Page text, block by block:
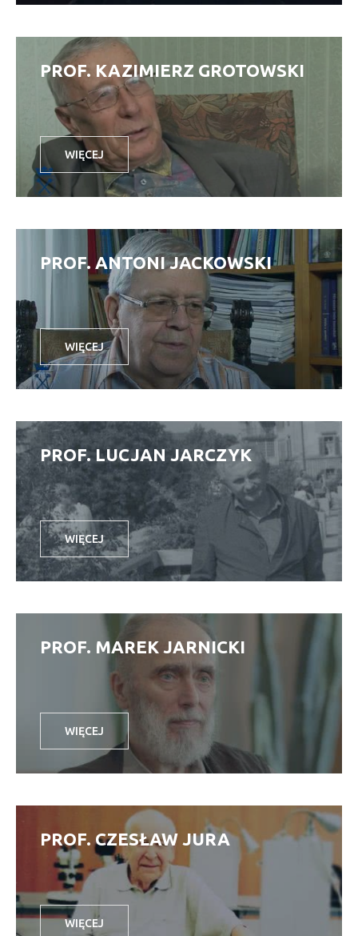
PROF. KAZIMIERZ GROTOWSKI
WIĘCEJ
PROF. ANTONI JACKOWSKI
WIĘCEJ
PROF. LUCJAN JARCZYK
WIĘCEJ
PROF. MAREK JARNICKI
WIĘCEJ
PROF. CZESŁAW JURA
WIĘCEJ